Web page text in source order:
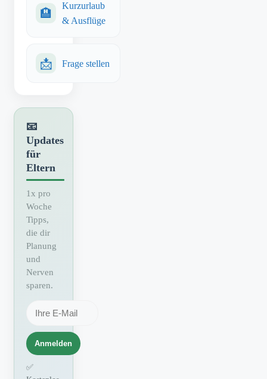
🏨
Kurzurlaub
& Ausflüge
📩 Frage stellen
📧
Updates
für
Eltern
1x pro
Woche
Tipps,
die dir
Planung
und
Nerven
sparen.
Anmelden
✅